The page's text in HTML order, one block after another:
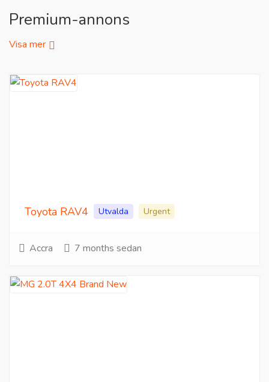
Premium-annons
Visa mer
Toyota RAV4 Utvalda Urgent
Accra 7 months sedan